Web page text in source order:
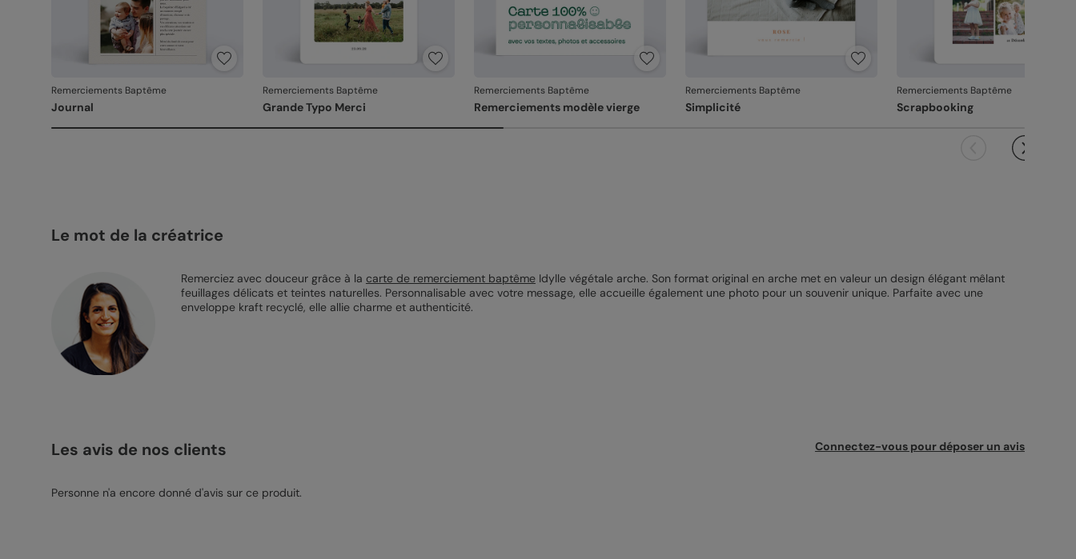
Remerciements Baptême
Journal
Remerciements Baptême
Grande Typo Merci
Remerciements Baptême
Remerciements modèle vierge
Remerciements Baptême
Simplicité
Remerciements Baptême
Scrapbooking
Le mot de la créatrice
Remerciez avec douceur grâce à la carte de remerciement baptêmeIdylle végétale arche. Son format original en arche met en valeur un design élégant mêlant
feuillages délicats et teintes naturelles. Personnalisable avec votre message, elle accueille également une photo pour un souvenir unique. Parfaite avec une
enveloppe kraft recyclé, elle allie charme et authenticité.
Les avis de nos clients Connectez-vous pour déposer un avis
Personne n'a encore donné d'avis sur ce produit.